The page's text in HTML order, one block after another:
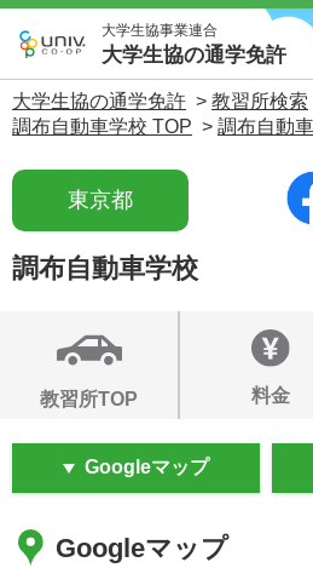
大学生協事業連合
大学生協の通学免許
大学生協の通学免許 > 教習所検索
調布自動車学校 TOP > 調布自動
東京都
調布自動車学校
教習所TOP 料金
Googleマップ
Googleマップ